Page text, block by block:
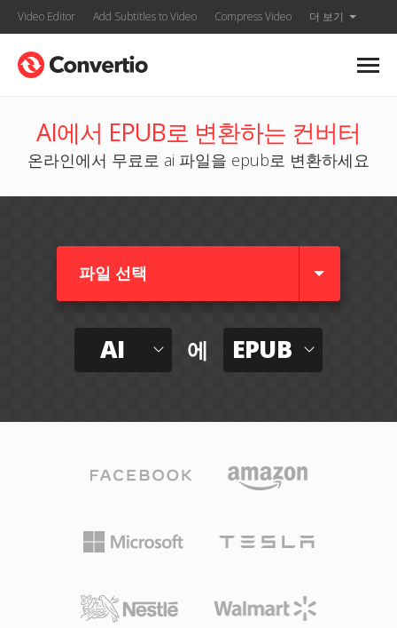
Video Editor Add Subtitles to Video Compress Video 더 보기
AI에서 EPUB로 변환하는 컨버터
온라인에서 무료로 ai 파일을 epub로 변환하세요
파일 선택
AI 에 EPUB